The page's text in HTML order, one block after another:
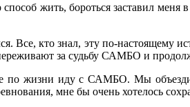
способ жить, бороться заставил
Все, кто знал, эту по-настоящему
за судьбу САМБО и
по жизни иду с САМБО. Мы
мне бы очень хотелось